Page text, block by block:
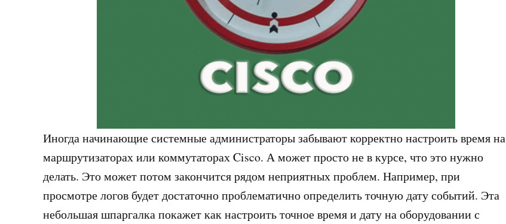
Иногда начинающие системные администраторы забывают корректно настроить время на
маршрутизаторах или коммутаторах Cisco. А может просто не в курсе, что это нужно
делать. Это может потом закончится рядом неприятных проблем. Например, при
просмотре логов будет достаточно проблематично определить точную дату событий. Эта
небольшая шпаргалка покажет как настроить точное время и дату на оборудовании с